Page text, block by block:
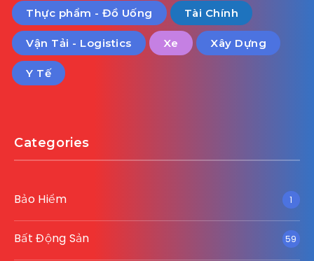
Thực phẩm - Đồ Uống Tài Chính
Vận Tải - Logistics Xe Xây Dựng
Y Tế
Categories
Bảo Hiểm 1
Bất Động Sản 59